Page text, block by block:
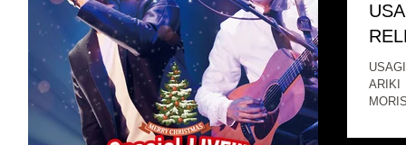
USAGI（
ARIKI
ャー